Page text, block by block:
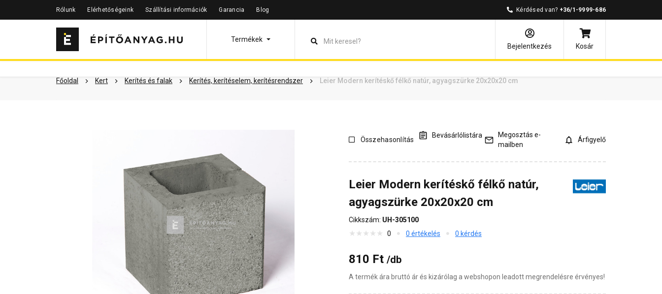
Rólunk Elérhetőségeink Szállítási információk Garancia Blog Kérdésed van? +36/1-9999-686
Termékek
Bejelentkezés
Kosár
Főoldal Kert Kerítés és falak Kerítés, kerítéselem, kerítésrendszer Leier Modern kerítéskő félkő natúr, agyagszürke 20x20x20 cm
Szükséged lehet rá Részletes leírás Termékinformáció Dokumentumok Vásárlói vélemények Kérdések és válaszok
Összehasonlítás
Bevásárlólistára
Megosztás e-
mailben
Árfigyelő
Leier Modern kerítéskő félkő natúr,
agyagszürke 20x20x20 cm
Cikkszám: UH-305100
0
0 értékelés 0 kérdés
810 Ft /db
A termék ára bruttó ár és kizárólag a webshopon leadott megrendelésre érvényes!